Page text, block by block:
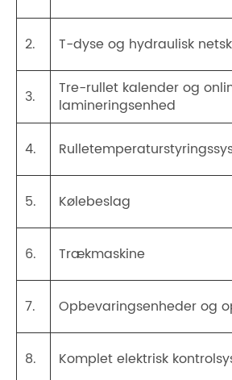
2. T-dyse og hydraulisk
3.
Tre-rullet kalender og
lamineringsenhed
4.
5. Kølebeslag
6. Trækmaskine
7. Opbevaringsenheder og
8. Komplet elektrisk